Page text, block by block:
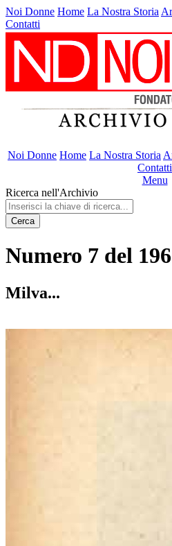
Noi Donne Home La Nostra Storia
Contatti
Noi Donne Home La Nostra Storia
Contatti
Menu
Ricerca nell'Archivio
Cerca
Numero 7 del
Milva...